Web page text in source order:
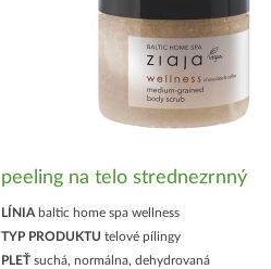
peeling na telo strednezrnný
LÍNIA baltic home spa wellness
TYP PRODUKTU telové pílingy
PLEŤ suchá, normálna, dehydrovaná